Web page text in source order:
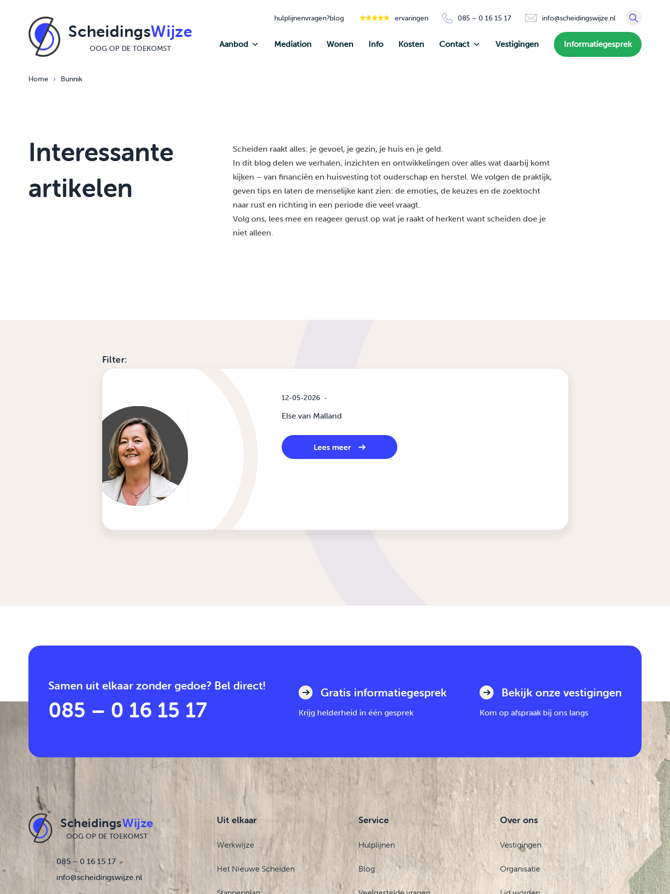
ScheidingsWijze
OOG OP DE TOEKOMST
hulplijnenvragen?blog ervaringen 085 – 0 16 15 17 info@scheidingswijze.nl
Aanbod Mediation Wonen Info Kosten Contact Vestigingen Informatiegesprek
Home › Bunnik
Interessante
artikelen
Scheiden raakt alles: je gevoel, je gezin, je huis en je geld.
In dit blog delen we verhalen, inzichten en ontwikkelingen over alles wat daarbij komt
kijken – van financiën en huisvesting tot ouderschap en herstel. We volgen de praktijk,
geven tips en laten de menselijke kant zien: de emoties, de keuzes en de zoektocht
naar rust en richting in een periode die veel vraagt.
Volg ons, lees mee en reageer gerust op wat je raakt of herkent want scheiden doe je
niet alleen.
Filter:
12-05-2026 -
Else van Malland
Lees meer
Samen uit elkaar zonder gedoe? Bel direct!
085 – 0 16 15 17
Gratis informatiegesprek
Krijg helderheid in één gesprek
Bekijk onze vestigingen
Kom op afspraak bij ons langs
ScheidingsWijze
OOG OP DE TOEKOMST
085 – 0 16 15 17
info@scheidingswijze.nl
Uit elkaar
Werkwijze
Het Nieuwe Scheiden
Service
Hulplijnen
Blog
Over ons
Vestigingen
Organisatie